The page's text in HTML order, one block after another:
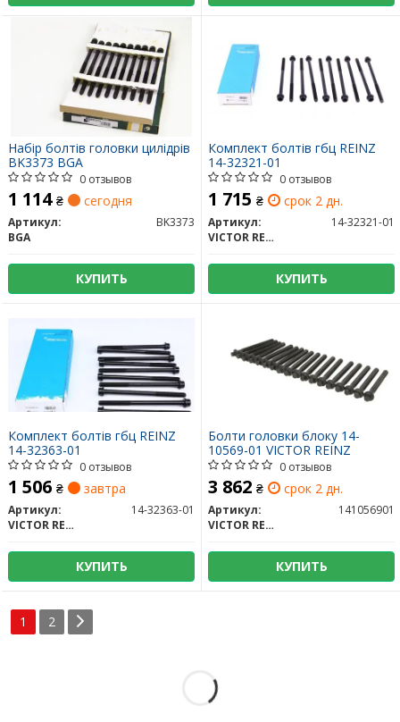
Набір болтів головки цилідрів
BK3373 BGA
0 отзывов
1 114 ₴ сегодня
Артикул:
BK3373
BGA
КУПИТЬ
Комплект болтів гбц REINZ
14-32321-01
0 отзывов
1 715 ₴ срок 2 дн.
Артикул:
14-32321-01
VICTOR REINZ
КУПИТЬ
Комплект болтів гбц REINZ
14-32363-01
0 отзывов
1 506 ₴ завтра
Артикул:
14-32363-01
VICTOR REINZ
КУПИТЬ
Болти головки блоку 14-
10569-01 VICTOR REINZ
0 отзывов
3 862 ₴ срок 2 дн.
Артикул:
141056901
VICTOR REINZ
КУПИТЬ
1 2